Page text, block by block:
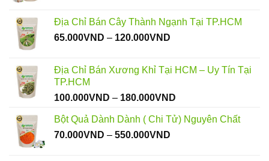
Địa Chỉ Bán Cây Thành Ngạnh Tại TP.HCM
65.000VND – 120.000VND
65.000VND
120.000VND
Địa Chỉ Bán Xương Khỉ Tại HCM – Uy Tín Tại
TP.HCM
100.000VND – 180.000VND
từ
Bột Quả Dành Dành ( Chi Tử) Nguyên Chất
70.000VND – 550.000VND